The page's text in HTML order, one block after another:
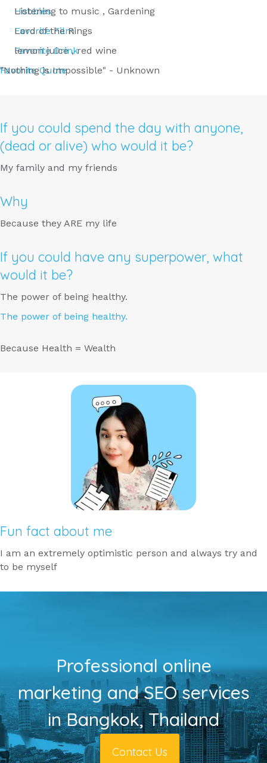
Hobbies
Listening to music , Gardening
Favorite Film
Lord of the Rings
Favorite Drink
lemon juice , red wine
Favorite Quote
"Nothing is Impossible" - Unknown
If you could spend the day with anyone,
(dead or alive) who would it be?
My family and my friends
Why
Because they ARE my life
If you could have any superpower, what
would it be?
The power of being healthy.
The power of being healthy.
Because Health = Wealth
Fun fact about me
I am an extremely optimistic person and always try and
to be myself
Professional online
marketing and SEO services
in Bangkok, Thailand
Contact Us